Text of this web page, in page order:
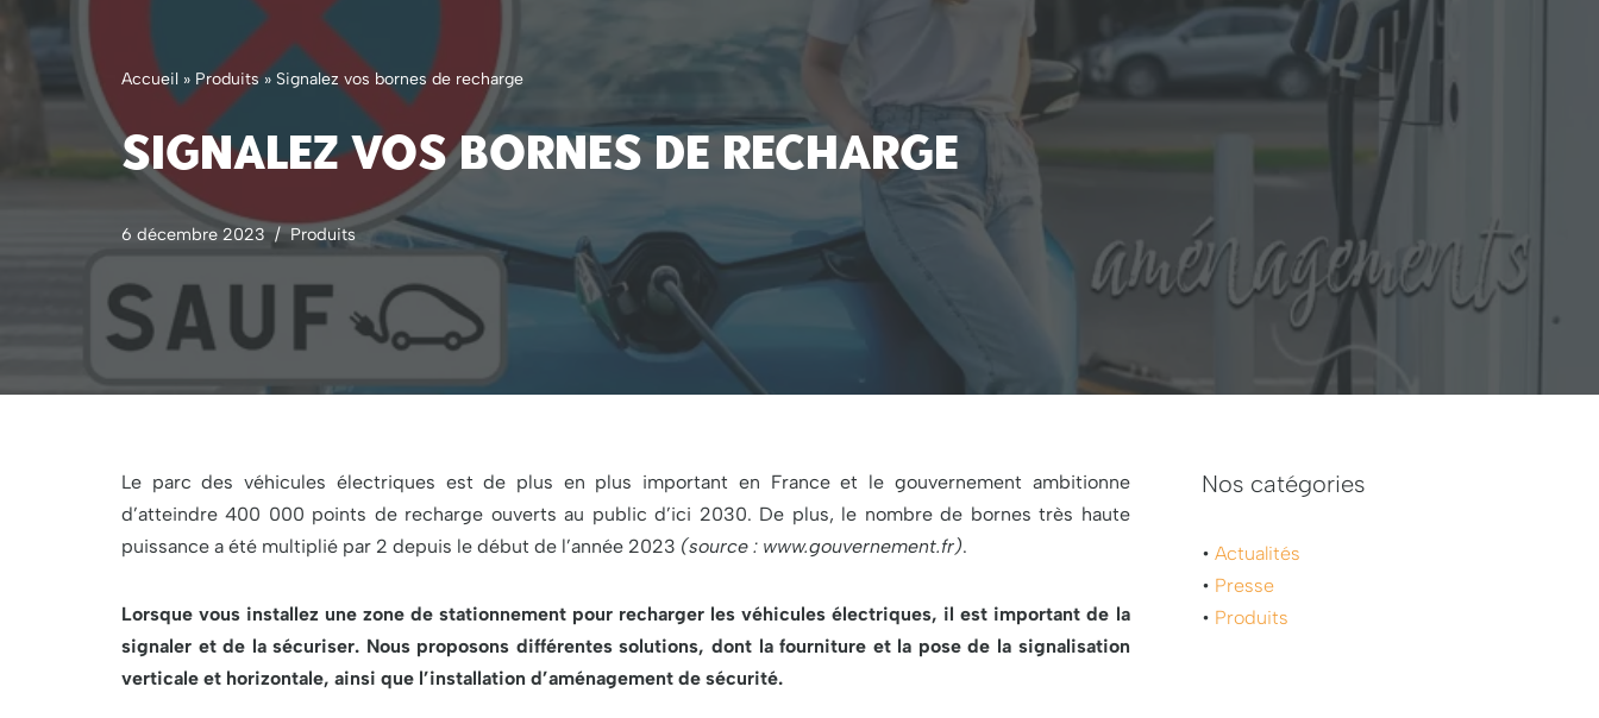
Accueil » Produits» Signalez vos bornes de recharge
Signalez vos bornes de recharge
6 décembre 2023 Produits
Le parc des véhicules électriques est de plus en plus important en France et le gouvernement ambitionne
d’atteindre 400 000 points de recharge ouverts au public d’ici 2030. De plus, le nombre de bornes très haute
puissance a été multiplié par 2 depuis le début de l’année 2023 (source : www.gouvernement.fr).
Lorsque vous installez une zone de stationnement pour recharger les véhicules électriques, il est important de la
signaler et de la sécuriser. Nous proposons différentes solutions, dont la fourniture et la pose de la signalisation
verticale et horizontale, ainsi que l’installation d’aménagement de sécurité.
Nos catégories
• Actualités
• Presse
• Produits